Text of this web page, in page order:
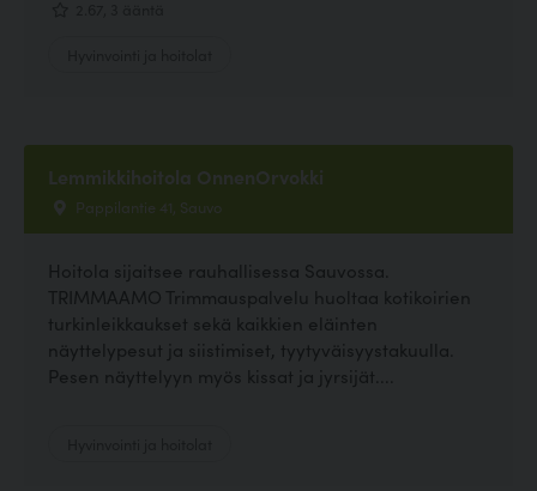
Lemmikkihoitola OnnenOrvokki
Pappilantie 41, Sauvo
Hoitola sijaitsee rauhallisessa Sauvossa.
TRIMMAAMO Trimmauspalvelu huoltaa kotikoirien
turkinleikkaukset sekä kaikkien eläinten
näyttelypesut ja siistimiset, tyytyväisyystakuulla.
Pesen näyttelyyn myös kissat ja jyrsijät....